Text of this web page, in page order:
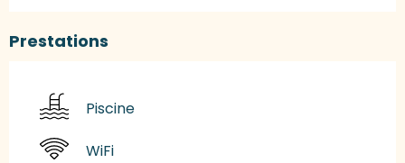
Prestations
Piscine
WiFi